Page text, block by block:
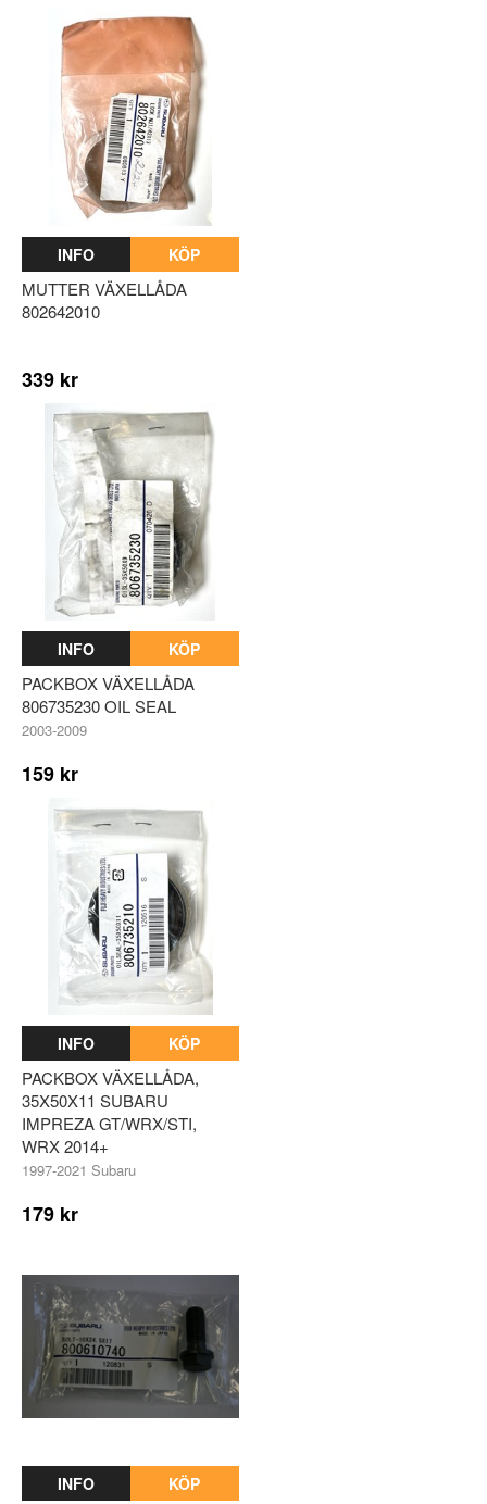
INFO KÖP
MUTTER VÄXELLÅDA
802642010
339 kr
INFO KÖP
PACKBOX VÄXELLÅDA
806735230 OIL SEAL
2003-2009
159 kr
INFO KÖP
PACKBOX VÄXELLÅDA,
35X50X11 SUBARU
IMPREZA GT/WRX/STI,
WRX 2014+
1997-2021 Subaru
179 kr
INFO KÖP